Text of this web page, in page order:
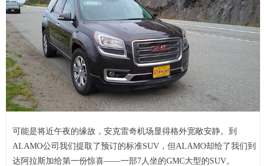
可能是将近午夜的缘故，安克雷奇机场显得格外宽敞安静。到
ALAMO公司我们提取了预订的标准SUV，但ALAMO却给了我们到
达阿拉斯加给第一份惊喜——一部7人坐的GMC大型的SUV。